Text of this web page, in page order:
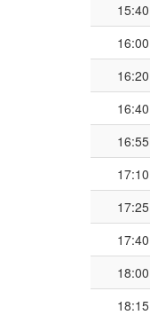
15:40
16:00
16:20
16:40
16:55
17:10
17:25
17:40
18:00
18:15